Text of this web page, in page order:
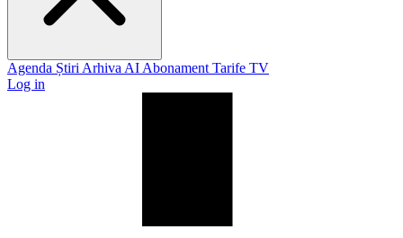
Agenda Știri Arhiva AI Abonament Tarife TV
Log in